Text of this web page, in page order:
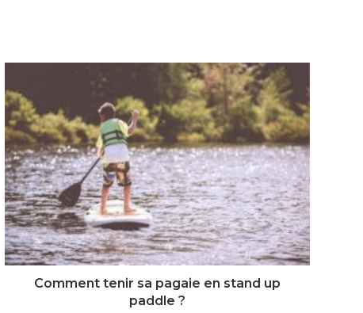
Comment tenir sa pagaie en stand up
paddle ?